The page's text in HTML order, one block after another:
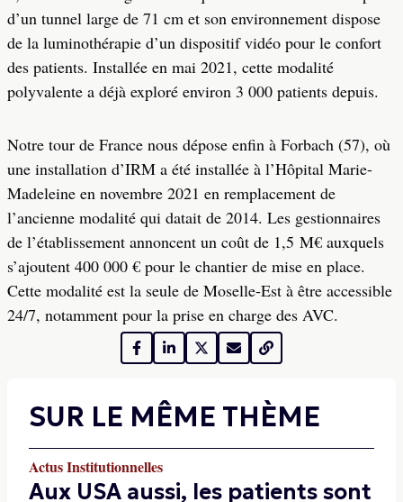
d’un tunnel large de 71 cm et son environnement dispose
de la luminothérapie d’un dispositif vidéo pour le confort
des patients. Installée en mai 2021, cette modalité
polyvalente a déjà exploré environ 3 000 patients depuis.
Notre tour de France nous dépose enfin à Forbach (57), où
une installation d’IRM a été installée à l’Hôpital Marie-
Madeleine en novembre 2021 en remplacement de
l’ancienne modalité qui datait de 2014. Les gestionnaires
de l’établissement annoncent un coût de 1,5 M€ auxquels
s’ajoutent 400 000 € pour le chantier de mise en place.
Cette modalité est la seule de Moselle-Est à être accessible
24/7, notamment pour la prise en charge des AVC.
SUR LE MÊME THÈME
Actus Institutionnelles
Aux USA aussi, les patients sont